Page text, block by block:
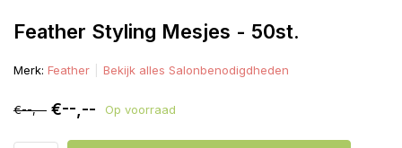
Feather Styling Mesjes - 50st.
Merk: Feather Bekijk alles Salonbenodigdheden
€--,-- €--,-- Op voorraad